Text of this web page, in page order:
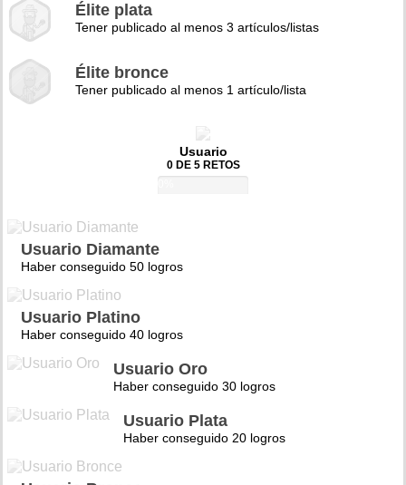
Élite plata
Tener publicado al menos 3 artículos/listas
Élite bronce
Tener publicado al menos 1 artículo/lista
Usuario
0 DE 5 RETOS
Usuario Diamante
Haber conseguido 50 logros
Usuario Platino
Haber conseguido 40 logros
Usuario Oro
Haber conseguido 30 logros
Usuario Plata
Haber conseguido 20 logros